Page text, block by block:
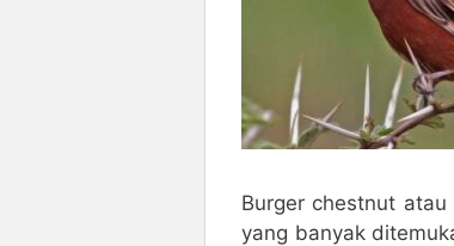
Burger chestnut
yang banyak